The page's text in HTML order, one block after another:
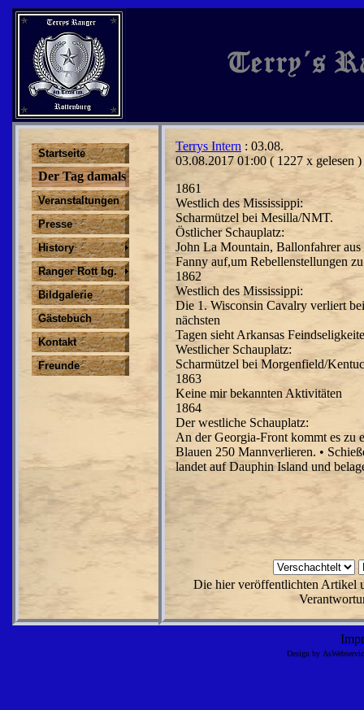
Startseite
Der Tag damals
Veranstaltungen
Presse
History
Ranger Rott bg.
Bildgalerie
Gästebuch
Kontakt
Freunde
Terrys Intern : 03.08.
03.08.2017 01:00 ( 1227 x gelesen )
1861
Westlich des Mississippi:
Scharmützel bei Mesilla/NMT.
Östlicher Schauplatz:
John La Mountain, Ballonfahrer
Fanny auf,um Rebellenstellungen
1862
Westlich des Mississippi:
Die 1. Wisconsin Cavalry verliert
nächsten
Tagen sieht Arkansas
Westlicher Schauplatz:
Scharmützel bei Morgenfield/
1863
Keine mir bekannten Aktivitäten
1864
Der westliche Schauplatz:
An der Georgia-Front kommt es zu
Blauen 250 Mannverlieren. •
landet auf Dauphin Island und
Die hier veröffentlichten Artikel
Design by